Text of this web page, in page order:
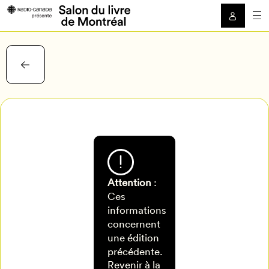
Attention :
Ces
informations
concernent
une édition
précédente.
Revenir à la